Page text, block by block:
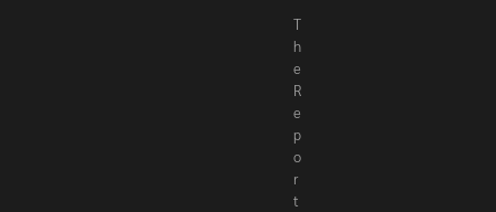
T
h
e
R
e
p
o
r
t